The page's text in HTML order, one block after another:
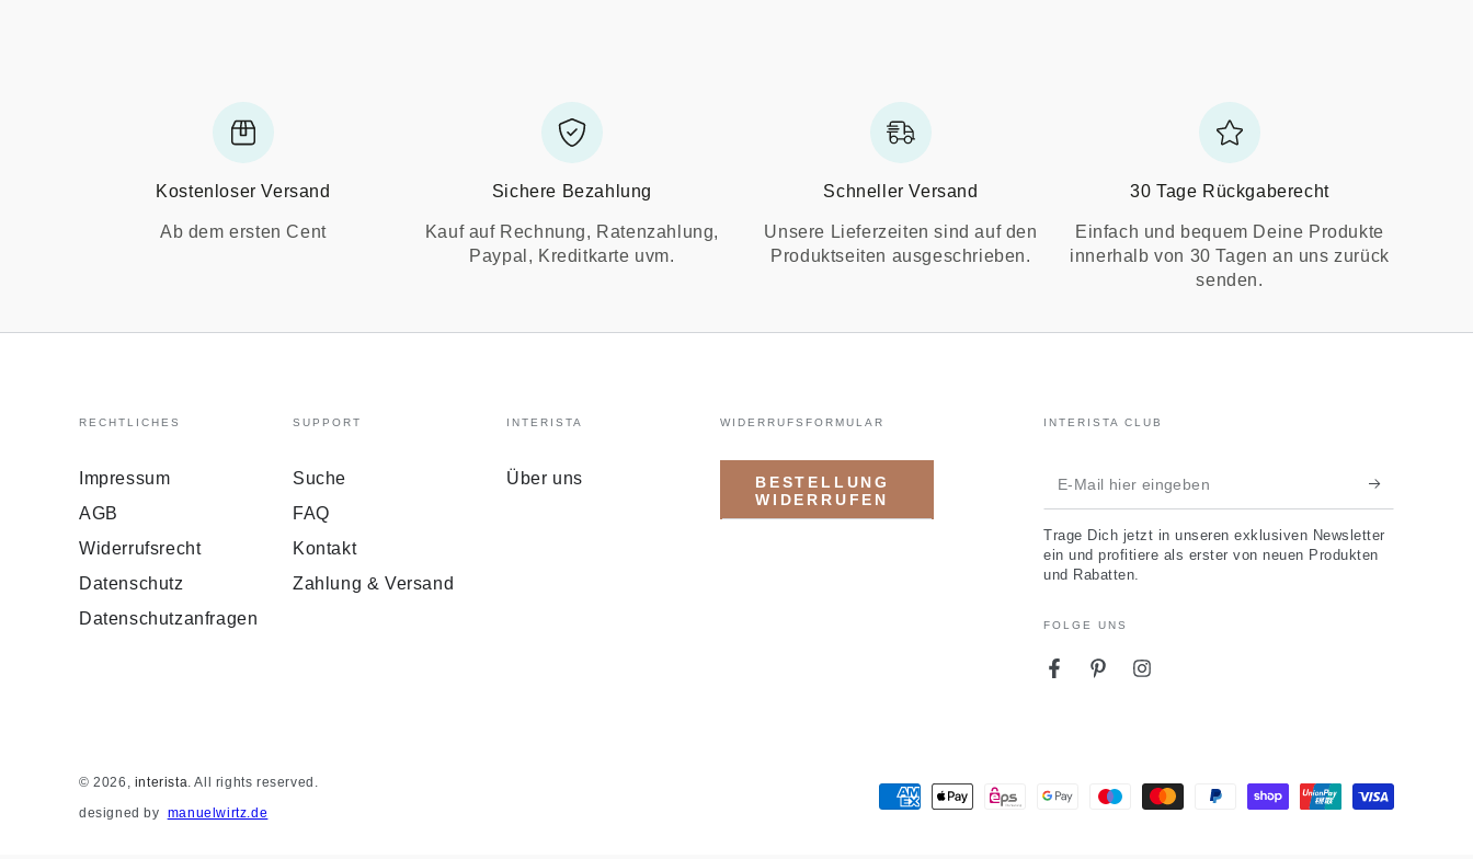
Kostenloser Versand
Ab dem ersten Cent
Sichere Bezahlung
Kauf auf Rechnung, Ratenzahlung,
Paypal, Kreditkarte uvm.
Schneller Versand
Unsere Lieferzeiten sind auf den
Produktseiten ausgeschrieben.
30 Tage Rückgaberecht
Einfach und bequem Deine Produkte
innerhalb von 30 Tagen an uns zurück
senden.
RECHTLICHES
Impressum
AGB
Widerrufsrecht
Datenschutz
Datenschutzanfragen
SUPPORT
Suche
FAQ
Kontakt
Zahlung & Versand
INTERISTA
Über uns
WIDERRUFSFORMULAR
BESTELLUNG
WIDERRUFEN
INTERISTA CLUB
E-
Mail
hier
eingeben
Trage Dich jetzt in unseren exklusiven Newsletter
ein und profitiere als erster von neuen Produkten
und Rabatten.
FOLGE UNS
FacebookPinterestInstagram
© 2026, interista. All rights reserved.
designed by manuelwirtz.de
Zahlungsmöglichkeiten